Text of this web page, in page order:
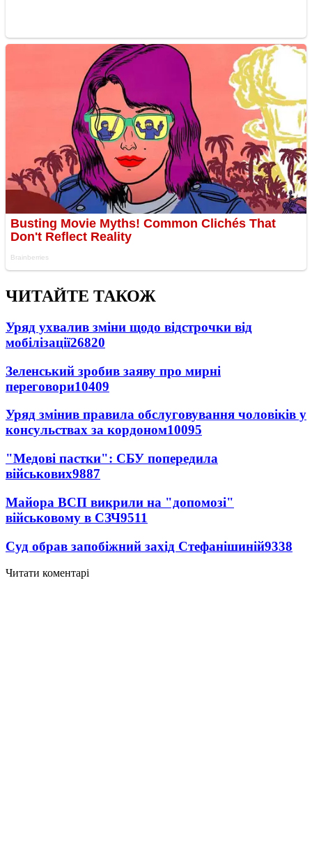
ЧИТАЙТЕ ТАКОЖ
Уряд ухвалив зміни щодо відстрочки від
мобілізації26820
Зеленський зробив заяву про мирні
переговори10409
Уряд змінив правила обслуговування чоловіків у
консульствах за кордоном10095
"Медові пастки": СБУ попередила
військових9887
Майора ВСП викрили на "допомозі"
військовому в СЗЧ9511
Суд обрав запобіжний захід Стефанішиній9338
Читати коментарі